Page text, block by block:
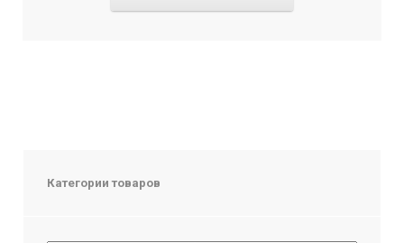
Категории товаров